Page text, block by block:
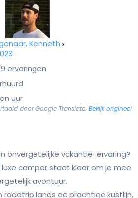
Kenneth
ervaringen
uur
door Google Translate. Bekijk origineel
onvergetelijke vakantie-ervaring?
luxe camper staat klaar om je mee
avontuur.
langs de prachtige kustlijn,